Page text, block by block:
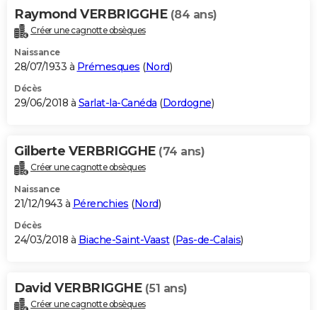
Raymond VERBRIGGHE (84 ans)
Créer une cagnotte obsèques
Naissance
28/07/1933 à Prémesques (Nord)
Décès
29/06/2018 à Sarlat-la-Canéda (Dordogne)
Gilberte VERBRIGGHE (74 ans)
Créer une cagnotte obsèques
Naissance
21/12/1943 à Pérenchies (Nord)
Décès
24/03/2018 à Biache-Saint-Vaast(Pas-de-Calais)
David VERBRIGGHE (51 ans)
Créer une cagnotte obsèques